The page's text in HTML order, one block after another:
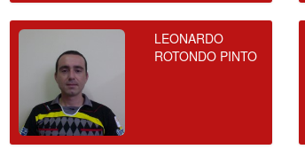
LEONARDO
ROTONDO PINTO